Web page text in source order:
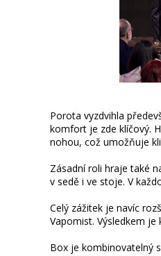
Porota vyzdvihla
komfort je zde klíčový.
nohou, což umožňuje
Zásadní roli hraje také
v sedě i ve stoje. V
Celý zážitek je navíc
Vapomist. Výsledkem
Box je kombinovatelný